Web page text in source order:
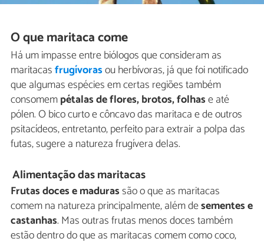
O que maritaca come
Há um impasse entre biólogos que consideram as
maritacasfrugívorasou herbívoras, já que foi notificado
que algumas espécies em certas regiões também
consomempétalas de flores, brotos, folhase até
pólen. O bico curto e côncavo das maritaca e de outros
psitacídeos, entretanto, perfeito para extrair a polpa das
futas, sugere a natureza frugívera delas.
Alimentação das maritacas
Frutas doces e madurassão o que as maritacas
comem na natureza principalmente, além desementes e
castanhas. Mas outras frutas menos doces também
estão dentro do que as maritacas comem como coco,